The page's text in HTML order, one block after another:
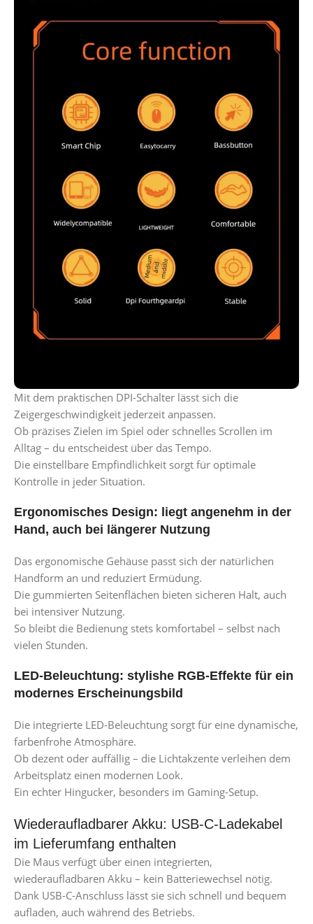
Mit dem praktischen DPI-Schalter lässt sich die
Zeigergeschwindigkeit jederzeit anpassen.
Ob präzises Zielen im Spiel oder schnelles Scrollen im
Alltag – du entscheidest über das Tempo.
Die einstellbare Empfindlichkeit sorgt für optimale
Kontrolle in jeder Situation.
Ergonomisches Design: liegt angenehm in der
Hand, auch bei längerer Nutzung
Das ergonomische Gehäuse passt sich der natürlichen
Handform an und reduziert Ermüdung.
Die gummierten Seitenflächen bieten sicheren Halt, auch
bei intensiver Nutzung.
So bleibt die Bedienung stets komfortabel – selbst nach
vielen Stunden.
LED-Beleuchtung: stylishe RGB-Effekte für ein
modernes Erscheinungsbild
Die integrierte LED-Beleuchtung sorgt für eine dynamische,
farbenfrohe Atmosphäre.
Ob dezent oder auffällig – die Lichtakzente verleihen dem
Arbeitsplatz einen modernen Look.
Ein echter Hingucker, besonders im Gaming-Setup.
Wiederaufladbarer Akku: USB-C-Ladekabel
im Lieferumfang enthalten
Die Maus verfügt über einen integrierten,
wiederaufladbaren Akku – kein Batteriewechsel nötig.
Dank USB-C-Anschluss lässt sie sich schnell und bequem
aufladen, auch während des Betriebs.